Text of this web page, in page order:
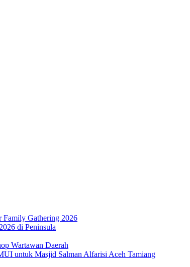
Family Gathering 2026
di Peninsula
Wartawan Daerah
untuk Masjid Salman Alfarisi Aceh Tamiang